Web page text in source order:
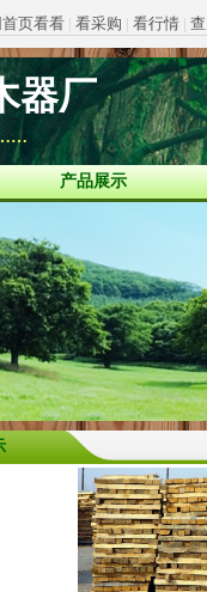
页看看 | 看采购 | 看行情 |
器厂
……
产品展示